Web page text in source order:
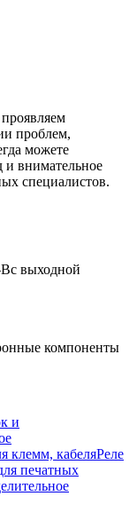
проблем,
можете
и внимательное
специалистов.
выходной
компоненты
и
клемм, кабеляРеле
печатных